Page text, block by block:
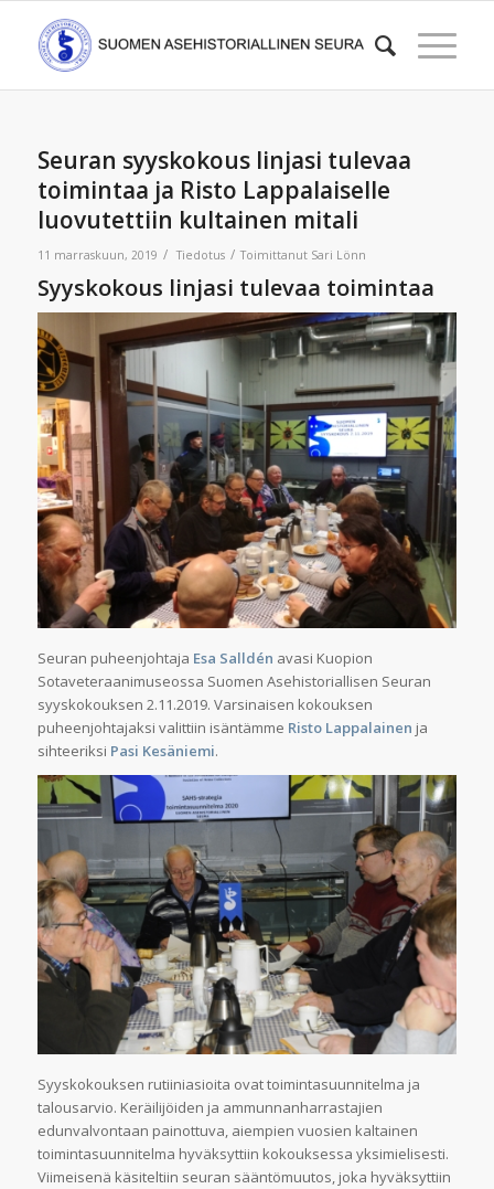
Seuran syyskokous linjasi tulevaa
toimintaa ja Risto Lappalaiselle
luovutettiin kultainen mitali
11 marraskuun, 2019 / Tiedotus / Toimittanut Sari Lönn
Syyskokous linjasi tulevaa toimintaa
Seuran puheenjohtaja Esa Salldén avasi Kuopion
Sotaveteraanimuseossa Suomen Asehistoriallisen Seuran
syyskokouksen 2.11.2019. Varsinaisen kokouksen
puheenjohtajaksi valittiin isäntämme Risto Lappalainen ja
sihteeriksi Pasi Kesäniemi.
Syyskokouksen rutiiniasioita ovat toimintasuunnitelma ja
talousarvio. Keräilijöiden ja ammunnanharrastajien
edunvalvontaan painottuva, aiempien vuosien kaltainen
toimintasuunnitelma hyväksyttiin kokouksessa yksimielisesti.
Viimeisenä käsiteltiin seuran sääntömuutos, joka hyväksyttiin